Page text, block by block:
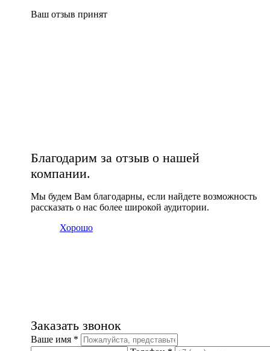
Ваш отзыв принят
Благодарим за отзыв о нашей
компании.
Мы будем Вам благодарны, если найдете возможность
рассказать о нас более широкой аудитории.
Хорошо
Заказать звонок
Ваше имя *